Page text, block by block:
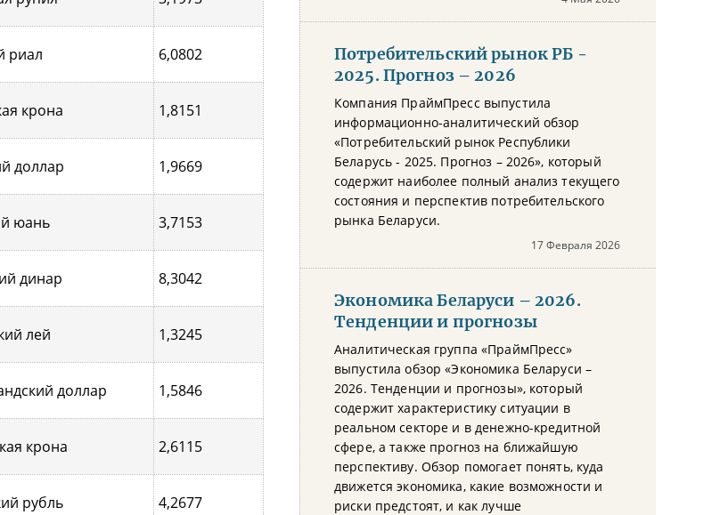
риал 6,0802
крона 1,8151
доллар 1,9669
юань 3,7153
динар 8,3042
лей 1,3245
доллар 1,5846
крона 2,6115
рубль 4,2677
Потребительский рынок РБ -
2025. Прогноз – 2026
Компания ПраймПресс выпустила
информационно-аналитический обзор
«Потребительский рынок Республики
Беларусь - 2025. Прогноз – 2026», который
содержит наиболее полный анализ текущего
состояния и перспектив потребительского
рынка Беларуси.
17 Февраля 2026
Экономика Беларуси – 2026.
Тенденции и прогнозы
Аналитическая группа «ПраймПресс»
выпустила обзор «Экономика Беларуси –
2026. Тенденции и прогнозы», который
содержит характеристику ситуации в
реальном секторе и в денежно-кредитной
сфере, а также прогноз на ближайшую
перспективу. Обзор помогает понять, куда
движется экономика, какие возможности и
риски предстоят, и как лучше